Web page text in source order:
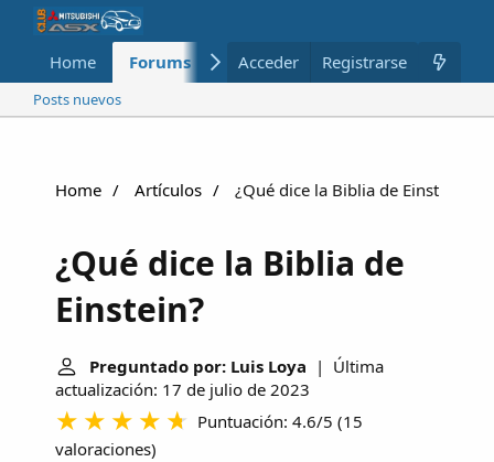
Home Forums Nuevo Miembros
Acceder Registrarse
Posts nuevos
Home Artículos ¿Qué dice la Biblia de Einstein?
¿Qué dice la Biblia de
Einstein?
Preguntado por: Luis Loya | Última
actualización: 17 de julio de 2023
Puntuación: 4.6/5 (15
valoraciones)